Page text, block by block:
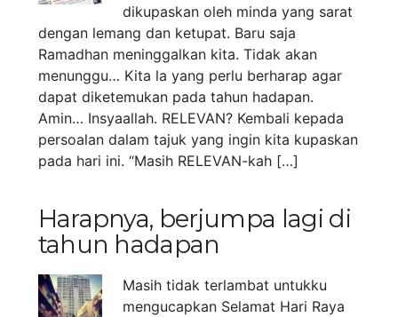
dikupaskan oleh minda yang sarat
dengan lemang dan ketupat. Baru saja
Ramadhan meninggalkan kita. Tidak akan
menunggu… Kita la yang perlu berharap agar
dapat diketemukan pada tahun hadapan.
Amin… Insyaallah. RELEVAN? Kembali kepada
persoalan dalam tajuk yang ingin kita kupaskan
pada hari ini. “Masih RELEVAN-kah […]
Harapnya, berjumpa lagi di
tahun hadapan
Masih tidak terlambat untukku
mengucapkan Selamat Hari Raya